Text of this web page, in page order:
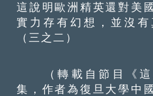
這說明歐洲精英還對美
實力存有幻想，並沒有
（三之二）
（轉載自節目《這
集，作者為復旦大學中